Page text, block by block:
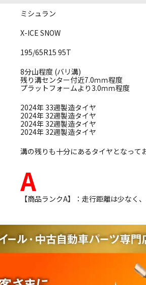
ミシュラン
X-ICE SNOW
195/65R15 95T
8分山程度 (バリ溝)
残り溝センター付近7.0ｍｍ程度
プラットフォームより3.0ｍｍ程度
2024年 33週製造タイヤ
2024年 32週製造タイヤ
2024年 32週製造タイヤ
2024年 32週製造タイヤ
溝の残りも十分にあるタイヤとなって
A
【商品ランクA】：走行距離は少なく